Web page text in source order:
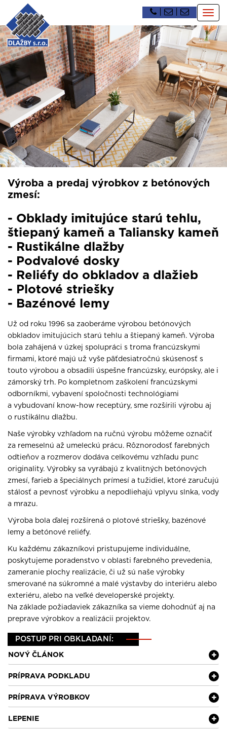
Výroba a predaj výrobkov z betónových
zmesí:
- Obklady imitujúce starú tehlu,
štiepaný kameň a Taliansky kameň
- Rustikálne dlažby
- Podvalové dosky
- Reliéfy do obkladov a dlažieb
- Plotové striešky
- Bazénové lemy
Už od roku 1996 sa zaoberáme výrobou betónových
obkladov imitujúcich starú tehlu a štiepaný kameň. Výroba
bola zahájená v úzkej spolupráci s troma francúzskymi
firmami, ktoré majú už vyše päťdesiatročnú skúsenosť s
touto výrobou a obsadili úspešne francúzsky, európsky, ale i
zámorský trh. Po kompletnom zaškolení francúzskymi
odborníkmi, vybavení spoločnosti technológiami
a vybudovaní know-how receptúry, sme rozšírili výrobu aj
o rustikálnu dlažbu.
Naše výrobky vzhľadom na ručnú výrobu môžeme označiť
za remeselnú až umeleckú prácu. Rôznorodosť farebných
odtieňov a rozmerov dodáva celkovému vzhľadu punc
originality. Výrobky sa vyrábajú z kvalitných betónových
zmesí, farieb a špeciálnych prímesí a tužidiel, ktoré zaručujú
stálosť a pevnosť výrobku a nepodliehajú vplyvu slnka, vody
a mrazu.
Výroba bola ďalej rozšírená o plotové striešky, bazénové
lemy a betónové reliéfy.
Ku každému zákazníkovi pristupujeme individuálne,
poskytujeme poradenstvo v oblasti farebného prevedenia,
zameranie plochy realizácie, či už sú naše výrobky
smerované na súkromné a malé výstavby do interiéru alebo
exteriéru, alebo na veľké developerské projekty.
Na základe požiadaviek zákazníka sa vieme dohodnúť aj na
preprave výrobkov a realizácii projektov.
POSTUP PRI OBKLADANÍ:
NOVÝ ČLÁNOK
PRÍPRAVA PODKLADU
PRÍPRAVA VÝROBKOV
LEPENIE